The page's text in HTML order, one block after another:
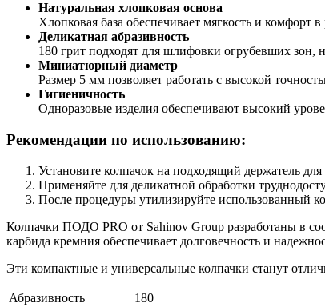
Натуральная хлопковая основа
Хлопковая база обеспечивает мягкость и комфорт
Деликатная абразивность
180 грит подходят для шлифовки огрубевших зон,
Миниатюрный диаметр
Размер 5 мм позволяет работать с высокой
Гигиеничность
Одноразовые изделия обеспечивают высокий
Рекомендации по использованию:
Установите колпачок на подходящий держатель
Применяйте для деликатной обработки
После процедуры утилизируйте использованный
Колпачки ПОДО PRO от Sahinov Group разработаны в
карбида кремния обеспечивает долговечность и
Эти компактные и универсальные колпачки станут
Абразивность
180